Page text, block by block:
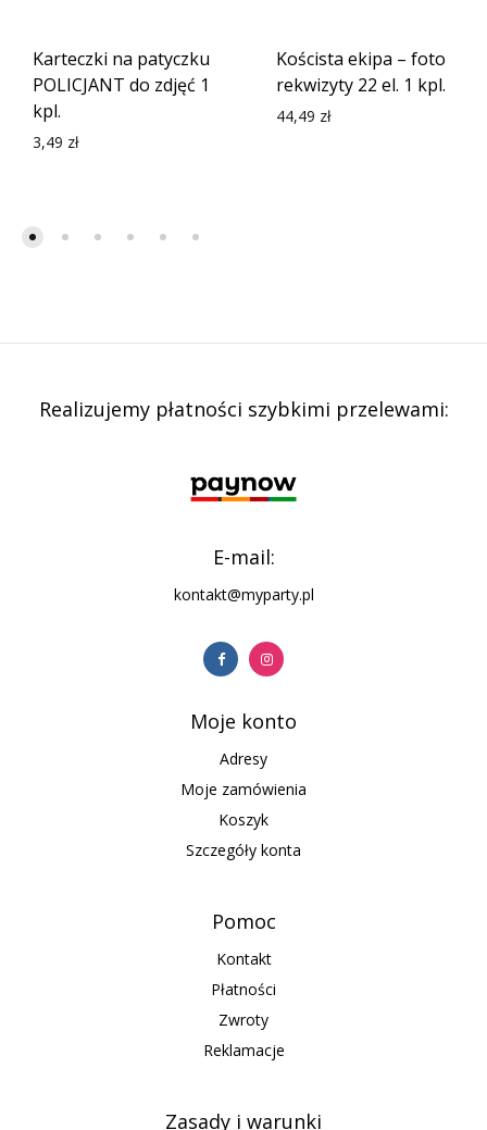
Karteczki na patyczku
POLICJANT do zdjęć 1
kpl.
3,49 zł
Koścista ekipa – foto
rekwizyty 22 el. 1 kpl.
44,49 zł
Realizujemy płatności szybkimi przelewami:
E-mail:
kontakt@myparty.pl
Moje konto
Adresy
Moje zamówienia
Koszyk
Szczegóły konta
Pomoc
Kontakt
Płatności
Zwroty
Reklamacje
Zasady i warunki